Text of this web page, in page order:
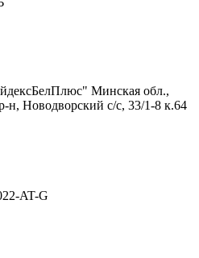
Минская обл.,
н, Новодворский с/с, 33/1-8 к.64
AT-G